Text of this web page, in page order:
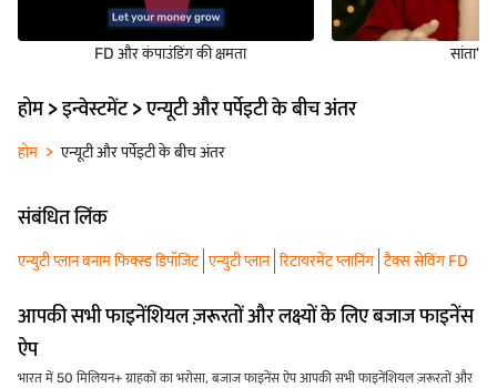
FD और कंपाउंडिंग की क्षमता सांता'स
होम > इन्वेस्टमेंट > एन्यूटी और पर्पेइटी के बीच अंतर
होम एन्यूटी और पर्पेइटी के बीच अंतर
संबंधित लिंक
एन्युटी प्लान बनाम फिक्स्ड डिपॉजिट एन्युटी प्लान रिटायरमेंट प्लानिंग टैक्स सेविंग FD
आपकी सभी फाइनेंशियल ज़रूरतों और लक्ष्यों के लिए बजाज फाइनेंस
ऐप
भारत में 50 मिलियन+ ग्राहकों का भरोसा, बजाज फाइनेंस ऐप आपकी सभी फाइनेंशियल ज़रूरतों और